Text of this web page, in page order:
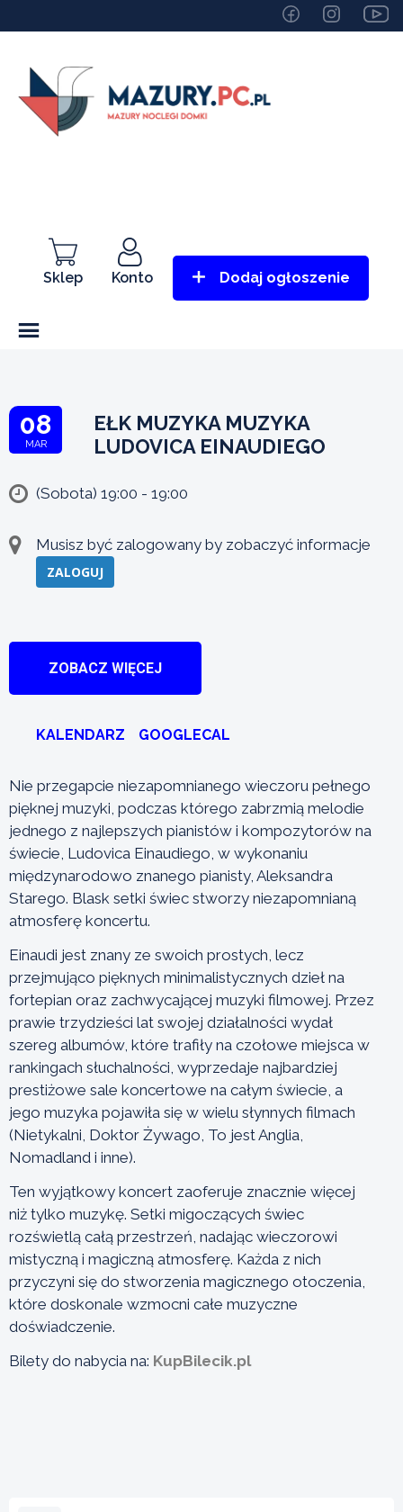
Sklep Konto Dodaj ogłoszenie
08
MAR
EŁK MUZYKA MUZYKA
LUDOVICA EINAUDIEGO
(Sobota) 19:00 - 19:00
Musisz być zalogowany by zobaczyć informacje
ZALOGUJ
ZOBACZ WIĘCEJ
KALENDARZ GOOGLECAL
Nie przegapcie niezapomnianego wieczoru pełnego
pięknej muzyki, podczas którego zabrzmią melodie
jednego z najlepszych pianistów i kompozytorów na
świecie, Ludovica Einaudiego, w wykonaniu
międzynarodowo znanego pianisty, Aleksandra
Starego. Blask setki świec stworzy niezapomnianą
atmosferę koncertu.
Einaudi jest znany ze swoich prostych, lecz
przejmująco pięknych minimalistycznych dzieł na
fortepian oraz zachwycającej muzyki filmowej. Przez
prawie trzydzieści lat swojej działalności wydał
szereg albumów, które trafiły na czołowe miejsca w
rankingach słuchalności, wyprzedaje najbardziej
prestiżowe sale koncertowe na całym świecie, a
jego muzyka pojawiła się w wielu słynnych filmach
(Nietykalni, Doktor Żywago, To jest Anglia,
Nomadland i inne).
Ten wyjątkowy koncert zaoferuje znacznie więcej
niż tylko muzykę. Setki migoczących świec
rozświetlą całą przestrzeń, nadając wieczorowi
mistyczną i magiczną atmosferę. Każda z nich
przyczyni się do stworzenia magicznego otoczenia,
które doskonale wzmocni całe muzyczne
doświadczenie.
Bilety do nabycia na: KupBilecik.pl